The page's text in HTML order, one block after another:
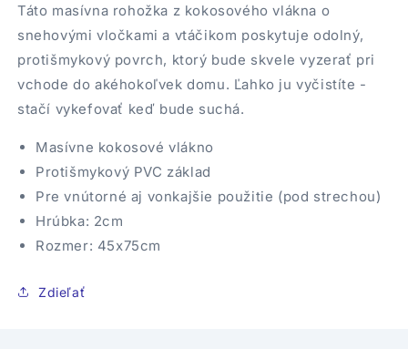
Táto masívna rohožka z kokosového vlákna o
snehovými vločkami a vtáčikom poskytuje odolný,
protišmykový povrch, ktorý bude skvele vyzerať pri
vchode do akéhokoľvek domu. Ľahko ju vyčistíte -
stačí vykefovať keď bude suchá.
Masívne kokosové vlákno
Protišmykový PVC základ
Pre vnútorné aj vonkajšie použitie (pod strechou)
Hrúbka: 2cm
Rozmer: 45x75cm
Zdieľať